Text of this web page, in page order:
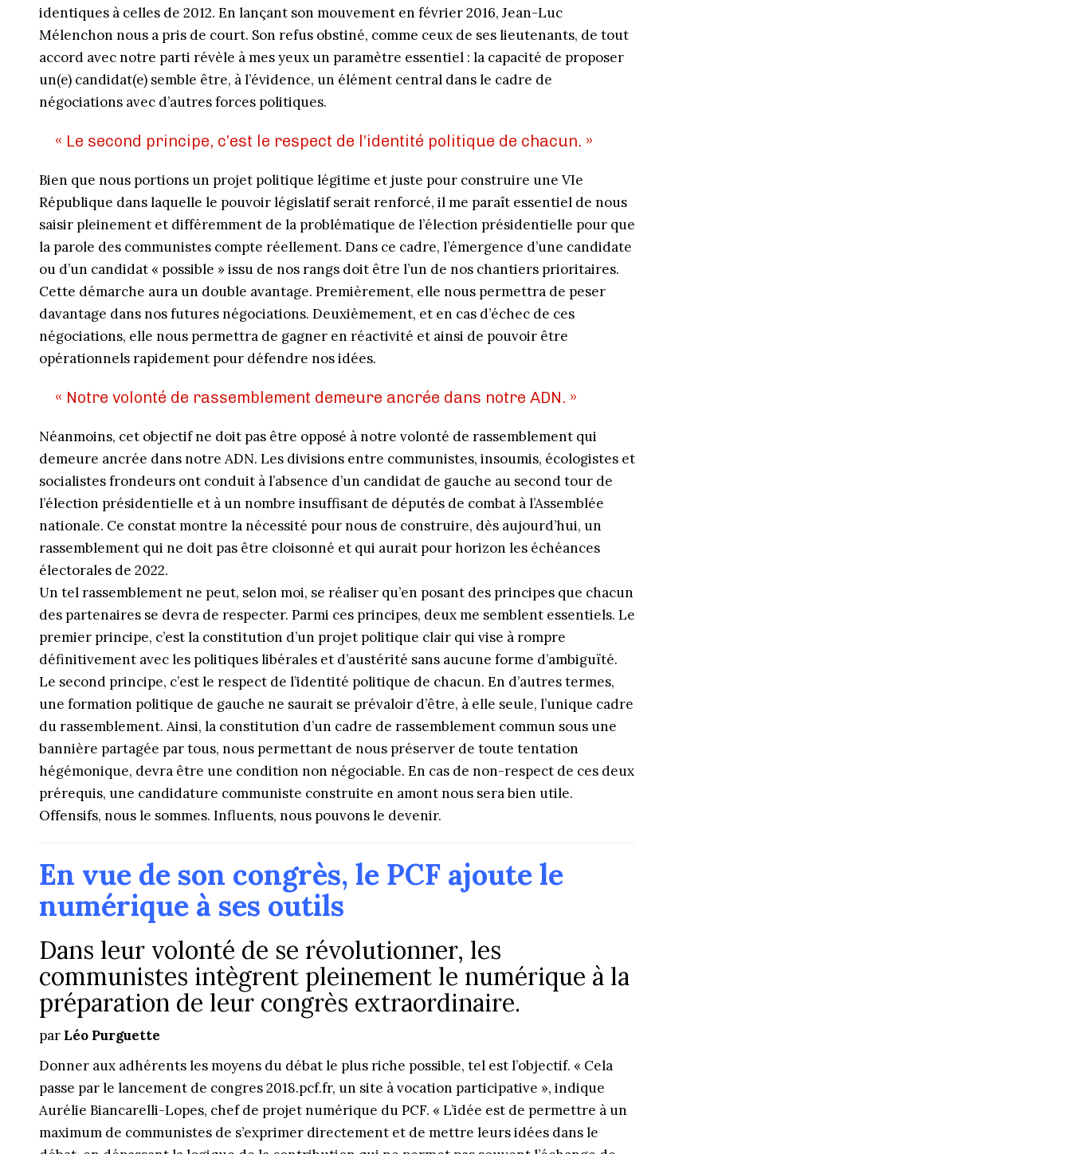
identiques à celles de 2012. En lançant son mouvement en février 2016, Jean-Luc
Mélenchon nous a pris de court. Son refus obstiné, comme ceux de ses lieutenants, de tout
accord avec notre parti révèle à mes yeux un paramètre essentiel : la capacité de proposer
un(e) candidat(e) semble être, à l’évidence, un élément central dans le cadre de
négociations avec d’autres forces politiques.
« Le second principe, c’est le respect de l’identité politique de chacun. »
Bien que nous portions un projet politique légitime et juste pour construire une VIe
République dans laquelle le pouvoir législatif serait renforcé, il me paraît essentiel de nous
saisir pleinement et différemment de la problématique de l’élection présidentielle pour que
la parole des communistes compte réellement. Dans ce cadre, l’émergence d’une candidate
ou d’un candidat « possible » issu de nos rangs doit être l’un de nos chantiers prioritaires.
Cette démarche aura un double avantage. Premièrement, elle nous permettra de peser
davantage dans nos futures négociations. Deuxièmement, et en cas d’échec de ces
négociations, elle nous permettra de gagner en réactivité et ainsi de pouvoir être
opérationnels rapidement pour défendre nos idées.
« Notre volonté de rassemblement demeure ancrée dans notre ADN. »
Néanmoins, cet objectif ne doit pas être opposé à notre volonté de rassemblement qui
demeure ancrée dans notre ADN. Les divisions entre communistes, insoumis, écologistes et
socialistes frondeurs ont conduit à l’absence d’un candidat de gauche au second tour de
l’élection présidentielle et à un nombre insuffisant de députés de combat à l’Assemblée
nationale. Ce constat montre la nécessité pour nous de construire, dès aujourd’hui, un
rassemblement qui ne doit pas être cloisonné et qui aurait pour horizon les échéances
électorales de 2022.
Un tel rassemblement ne peut, selon moi, se réaliser qu’en posant des principes que chacun
des partenaires se devra de respecter. Parmi ces principes, deux me semblent essentiels. Le
premier principe, c’est la constitution d’un projet politique clair qui vise à rompre
définitivement avec les politiques libérales et d’austérité sans aucune forme d’ambiguïté.
Le second principe, c’est le respect de l’identité politique de chacun. En d’autres termes,
une formation politique de gauche ne saurait se prévaloir d’être, à elle seule, l’unique cadre
du rassemblement. Ainsi, la constitution d’un cadre de rassemblement commun sous une
bannière partagée par tous, nous permettant de nous préserver de toute tentation
hégémonique, devra être une condition non négociable. En cas de non-respect de ces deux
prérequis, une candidature communiste construite en amont nous sera bien utile.
Offensifs, nous le sommes. Influents, nous pouvons le devenir.
En vue de son congrès, le PCF ajoute le
numérique à ses outils
Dans leur volonté de se révolutionner, les
communistes intègrent pleinement le numérique à la
préparation de leur congrès extraordinaire.
par Léo Purguette
Donner aux adhérents les moyens du débat le plus riche possible, tel est l’objectif. « Cela
passe par le lancement de congres 2018.pcf.fr, un site à vocation participative », indique
Aurélie Biancarelli-Lopes, chef de projet numérique du PCF. « L’idée est de permettre à un
maximum de communistes de s’exprimer directement et de mettre leurs idées dans le